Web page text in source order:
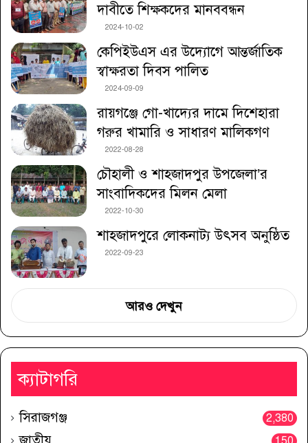
দাবীতে শিক্ষকদের মানববন্ধন
2024-10-02
কেপিইউএস এর উদ্যোগে আন্তর্জাতিক
স্বাক্ষরতা দিবস পালিত
2024-09-09
রায়গঞ্জে গো-খাদ্যের দামে দিশেহারা
গরুর খামারি ও সাধারণ মালিকগণ
2022-08-28
চৌহালী ও শাহজাদপুর উপজেলা’র
সাংবাদিকদের মিলন মেলা
2022-10-30
শাহজাদপুরে লোকনাট্য উৎসব অনুষ্ঠিত
2022-09-23
আরও দেখুন
ক্যাটাগরি
সিরাজগঞ্জ 2,380
জাতীয়